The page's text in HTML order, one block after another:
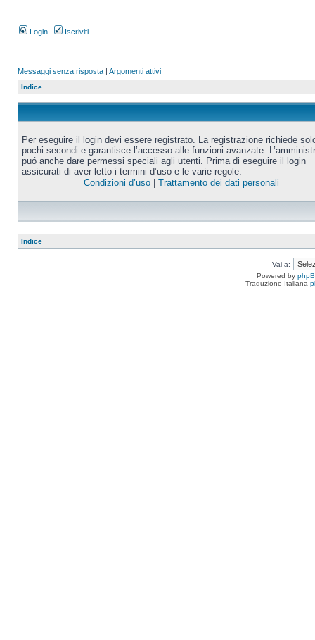
Login Iscriviti
Messaggi senza risposta | Argomenti attivi
Indice
Per eseguire il login devi essere registrato. La registrazione richiede
pochi secondi e garantisce l’accesso alle funzioni avanzate.
puó anche dare permessi speciali agli utenti. Prima di eseguire il login
assicurati di aver letto i termini d’uso e le varie regole.
Condizioni d’uso| Trattamento dei dati personali
Indice
Vai a:
Powered by
Traduzione Italiana